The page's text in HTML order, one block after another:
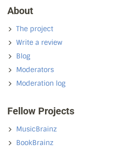
About
The project
Write a review
Blog
Moderators
Moderation log
Fellow Projects
MusicBrainz
BookBrainz